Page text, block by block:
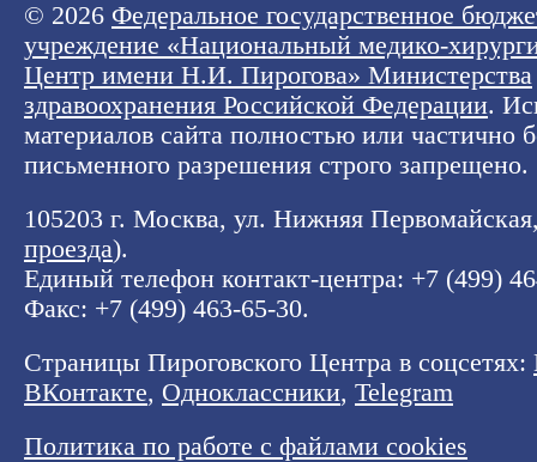
© 2026 Федеральное государственное
учреждение «Национальный медико-
Центр имени Н.И. Пирогова» Министерства
здравоохранения Российской Федерации.
материалов сайта полностью или частично
письменного разрешения строго запрещено.
105203 г. Москва, ул. Нижняя
проезда).
Единый телефон контакт-центра: +7 (499)
Факс: +7 (499) 463-65-30.
Страницы Пироговского Центра в соцсетях:
ВКонтакте, Одноклассники, Telegram
Политика по работе с файлами cookies